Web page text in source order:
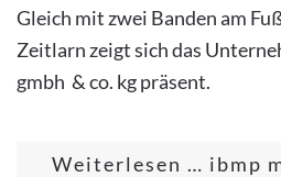
Gleich mit zwei Banden am
Zeitlarn zeigt sich das
gmbh & co. kg präsent.
Weiterlesen … ibmp